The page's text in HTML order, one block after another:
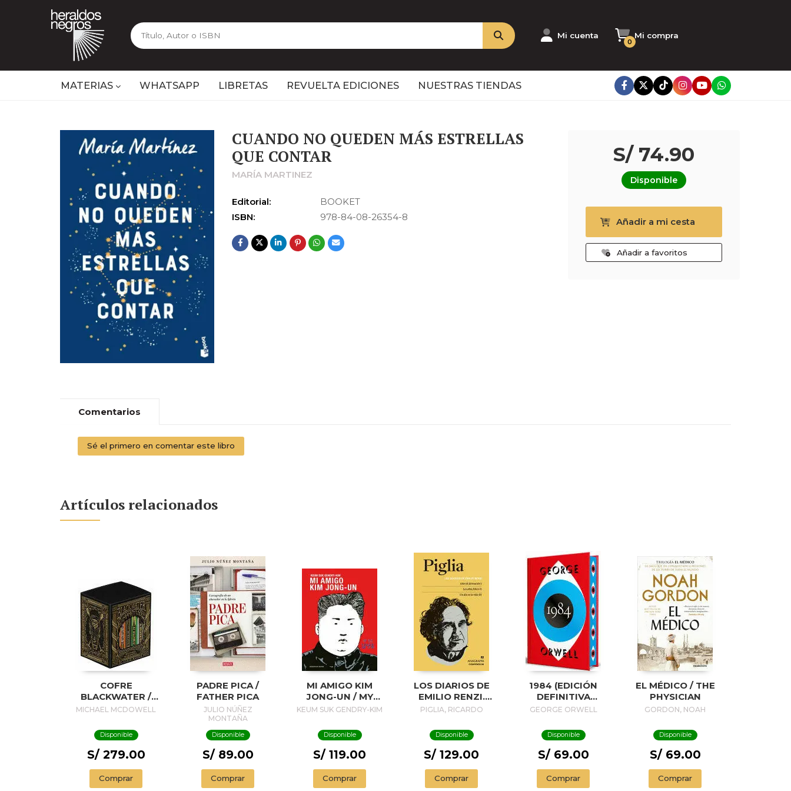
Mi cuenta Mi compra
0
MATERIAS WHATSAPP LIBRETAS REVUELTA EDICIONES NUESTRAS TIENDAS
CUANDO NO QUEDEN MÁS ESTRELLAS
QUE CONTAR
MARÍA MARTINEZ
Editorial:
BOOKET
ISBN:
978-84-08-26354-8
S/ 74.90
Disponible
Añadir a mi cesta
Añadir a favoritos
Comentarios
Sé el primero en comentar este libro
Artículos relacionados
COFRE
BLACKWATER /
BLACKWATER
MICHAEL MCDOWELL
Disponible
S/ 279.00
Comprar
PADRE PICA /
FATHER PICA
JULIO NÚÑEZ
MONTAÑA
Disponible
S/ 89.00
Comprar
MI AMIGO KIM
JONG-UN / MY
FRIEND KIM JONG-
KEUM SUK GENDRY-KIM
Disponible
S/ 119.00
Comprar
LOS DIARIOS DE
EMILIO RENZI.
AÑOS DE
AÑOS FELICES II;
UN DIA EN LA VIDA
III
PIGLIA, RICARDO
Disponible
S/ 129.00
Comprar
1984 (EDICIÓN
DEFINITIVA
AVALADA POR THE
(EDICIÓN
ESPECIAL
LIMITADA CON
CANTOS
PINTADOS) / 1984
(EDITION
GEORGE ORWELL
Disponible
S/ 69.00
Comprar
EL MÉDICO / THE
PHYSICIAN
GORDON, NOAH
Disponible
S/ 69.00
Comprar